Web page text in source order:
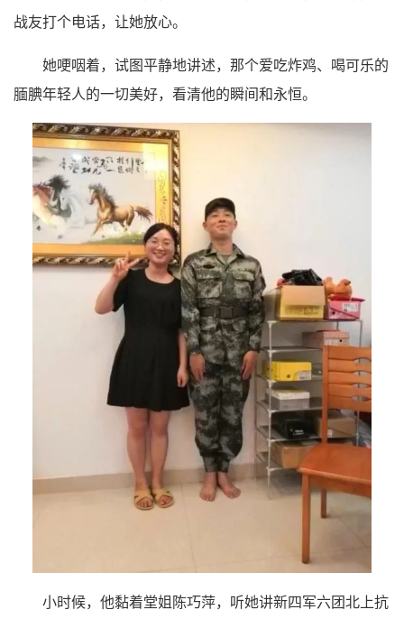
战友打个电话，让她放心。
她哽咽着，试图平静地讲述，那个爱吃炸鸡、喝可乐的
腼腆年轻人的一切美好，看清他的瞬间和永恒。
小时候，他黏着堂姐陈巧萍，听她讲新四军六团北上抗